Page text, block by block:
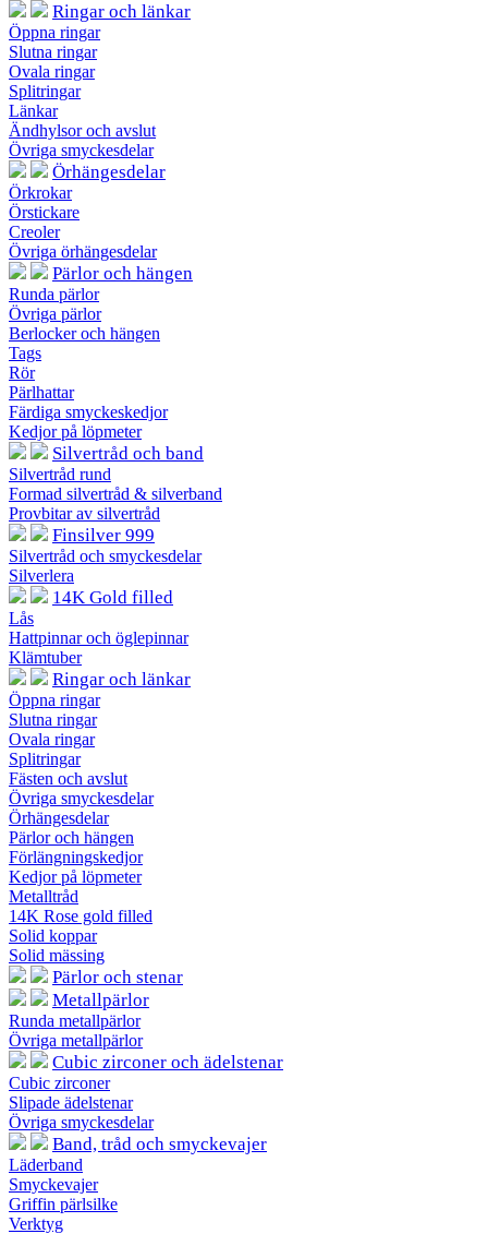
Ringar och länkar
Öppna ringar
Slutna ringar
Ovala ringar
Splitringar
Länkar
Ändhylsor och avslut
Övriga smyckesdelar
Örhängesdelar
Örkrokar
Örstickare
Creoler
Övriga örhängesdelar
Pärlor och hängen
Runda pärlor
Övriga pärlor
Berlocker och hängen
Tags
Rör
Pärlhattar
Färdiga smyckeskedjor
Kedjor på löpmeter
Silvertråd och band
Silvertråd rund
Formad silvertråd & silverband
Provbitar av silvertråd
Finsilver 999
Silvertråd och smyckesdelar
Silverlera
14K Gold filled
Lås
Hattpinnar och öglepinnar
Klämtuber
Ringar och länkar
Öppna ringar
Slutna ringar
Ovala ringar
Splitringar
Fästen och avslut
Övriga smyckesdelar
Örhängesdelar
Pärlor och hängen
Förlängningskedjor
Kedjor på löpmeter
Metalltråd
14K Rose gold filled
Solid koppar
Solid mässing
Pärlor och stenar
Metallpärlor
Runda metallpärlor
Övriga metallpärlor
Cubic zirconer och ädelstenar
Cubic zirconer
Slipade ädelstenar
Övriga smyckesdelar
Band, tråd och smyckevajer
Läderband
Smyckevajer
Griffin pärlsilke
Verktyg